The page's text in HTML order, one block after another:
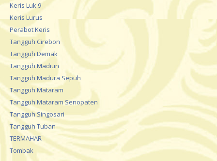
Keris Luk 9
Keris Lurus
Perabot Keris
Tangguh Cirebon
Tangguh Demak
Tangguh Madiun
Tangguh Madura Sepuh
Tangguh Mataram
Tangguh Mataram Senopaten
Tangguh Singosari
Tangguh Tuban
TERMAHAR
Tombak